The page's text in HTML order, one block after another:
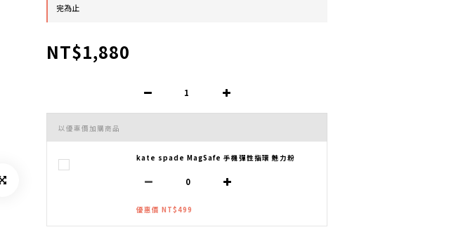
完為止
NT$1,880
以優惠價加購商品
kate spade MagSafe 手機彈性指環 魅力粉
優惠價 NT$499